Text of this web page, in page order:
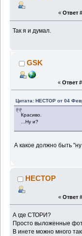
« Ответ
Так я и думал.
GSK
« Ответ
Цитата: HECTOP от 04
Красиво.
...Ну и?
А какое должно быть
HECTOP
« Ответ
А где СТОРИ?
Просто выложенные
В инете можно много